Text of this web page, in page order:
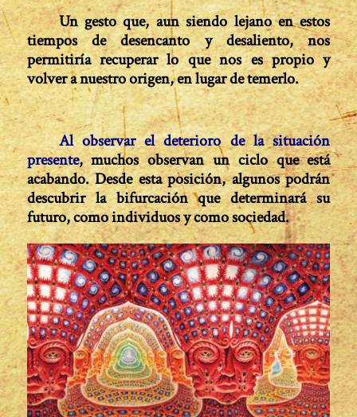
Un gesto que, aun siendo lejano en estos
tiem­pos de desencanto y desaliento, nos
permitiría re­cuperar lo que nos es propio y
volver a nuestro origen, en lu­gar de temerlo.
Al observar el deterioro de la situación
presente, muchos observan un ciclo que está
acabando. Desde esta posición, algunos podrán
descubrir la bifurcación que determinará su
futuro, como individuos y como sociedad.